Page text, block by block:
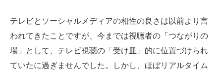
テレビとソーシャルメディアの相性の良さは以前より言
われてきたことですが、今までは視聴者の「つながりの
場」として、テレビ視聴の「受け皿」的に位置づけられ
ていたに過ぎませんでした。しかし、ほぼリアルタイム